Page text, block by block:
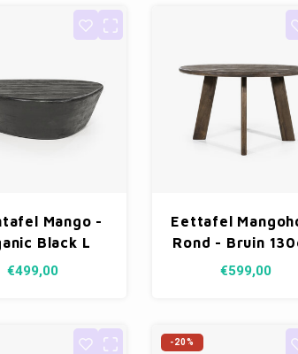
Mango -
Black L
€499,00
Eettafel
Rond - Bruin
€599,00
-20%